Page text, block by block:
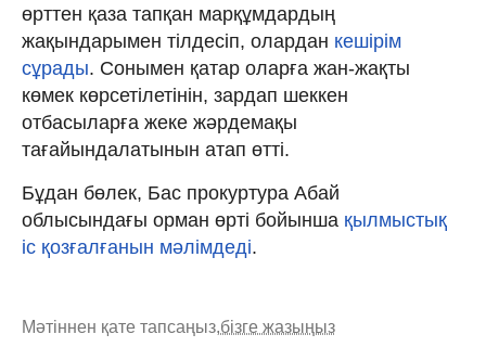
өрттен қаза тапқан марқұмдардың
жақындарымен тілдесіп, олардан кешірім
сұрады. Сонымен қатар оларға жан-жақты
көмек көрсетілетінін, зардап шеккен
отбасыларға жеке жәрдемақы
тағайындалатынын атап өтті.
Бұдан бөлек, Бас прокуртура Абай
облысындағы орман өрті бойынша қылмыстық
іс қозғалғанын мәлімдеді.
Мәтіннен қате тапсаңыз,бізге жазыңыз